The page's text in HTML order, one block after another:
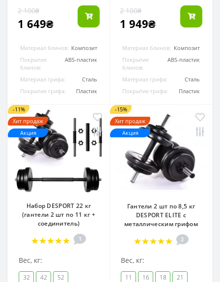
2 100₴
1 649₴
Материал блинов: Композит
Покрытие
блинов:
ABS-пластик
Материал грифа:
Сталь
Покрытие грифа:
Пластик
2 100₴
1 949₴
Материал блинов: Композит
Покрытие
блинов:
ABS-пластик
Материал грифа:
Сталь
Покрытие грифа:
Пластик
-11%
Хит продаж
Акция
Набор DESPORT 22 кг
(гантели 2 шт по 11 кг +
соединитель)
1
Вес, кг:
32 42 52
-15%
Хит продаж
Акция
Гантели 2 шт по 8,5 кг
DESPORT ELITE с
металлическим грифом
2
Вес, кг:
11 16 18 21